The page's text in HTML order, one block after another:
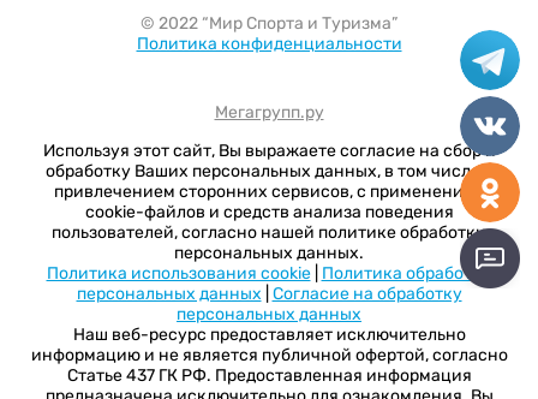
© 2022 “Мир Спорта и Туризма”
Политика конфиденциальности
Мегагрупп.ру
Используя этот сайт, Вы выражаете согласие на сбор и
обработку Ваших персональных данных, в том числе с
привлечением сторонних сервисов, с применением
cookie-файлов и средств анализа поведения
пользователей, согласно нашей политике обработки
персональных данных.
Политика использования cookie| Политика обработки
персональных данных Согласие на обработку
персональных данных
Наш веб-ресурс предоставляет исключительно
информацию и не является публичной офертой, согласно
Статье 437 ГК РФ. Предоставленная информация